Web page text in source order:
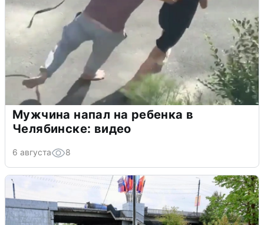
Мужчина напал на ребенка в
Челябинске: видео
6 августа 8